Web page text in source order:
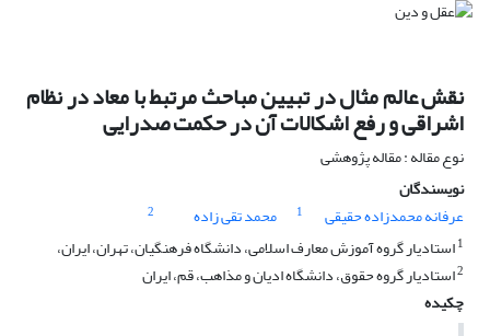
نقش عالم مثال در تبیین مباحث مرتبط با معاد در نظام
اشراقی و رفع اشکالات آن در حکمت صدرایی
نوع مقاله : مقاله پژوهشی
نویسندگان
عرفانه محمدزاده حقیقی
1 محمد تقی زاده
2
1استادیار گروه آموزش معارف اسلامی، دانشگاه فرهنگیان، تهران، ایران،
2استادیار گروه حقوق، دانشگاه ادیان و مذاهب، قم، ایران
چکیده